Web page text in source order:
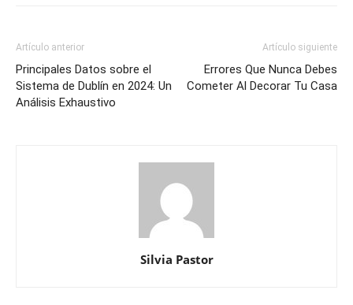
Artículo anterior
Principales Datos sobre el
Sistema de Dublín en 2024: Un
Análisis Exhaustivo
Artículo siguiente
Errores Que Nunca Debes
Cometer Al Decorar Tu Casa
Silvia Pastor